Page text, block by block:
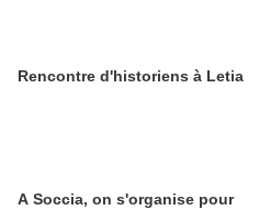
Rencontre d'historiens à Letia
A Soccia, on s'organise pour